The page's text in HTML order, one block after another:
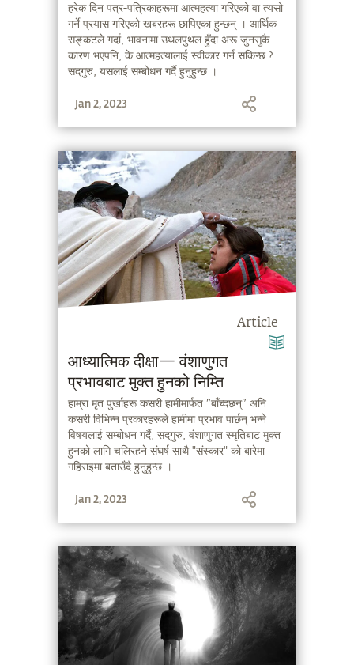
हरेक दिन पत्र-पत्रिकाहरूमा आत्महत्या गरिएको वा त्यसो
गर्ने प्रयास गरिएको खबरहरू छापिएका हुन्छन् । आर्थिक
सङ्कटले गर्दा, भावनामा उथलपुथल हुँदा अरू जुनसुकै
कारण भएपनि, के आत्महत्यालाई स्वीकार गर्न सकिन्छ ?
सद्‌गुरु, यसलाई सम्बोधन गर्दै हुनुहुन्छ ।
Jan 2, 2023
Article
आध्यात्मिक दीक्षा— वंशाणुगत
प्रभावबाट मुक्त हुनको निम्ति
हाम्रा मृत पुर्खाहरू कसरी हामीमार्फत ″बाँच्दछन्″ अनि
कसरी विभिन्न प्रकारहरूले हामीमा प्रभाव पार्छन् भन्ने
विषयलाई सम्बोधन गर्दै, सद्‌गुरु, वंशाणुगत स्मृतिबाट मुक्त
हुनको लागि चलिरहने संघर्ष साथै "संस्कार" को बारेमा
गहिराइमा बताउँदै हुनुहुन्छ ।
Jan 2, 2023